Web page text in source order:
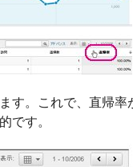
す。これで、直帰
です。